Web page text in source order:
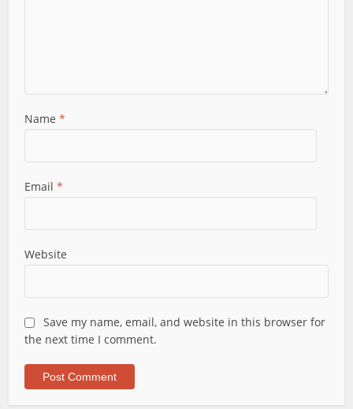
Name*
Email*
Website
Save my name, email, and website in this browser for
the next time I comment.